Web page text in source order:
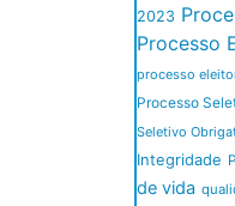
2023
Processo
processo
Processo
Seletivo
Integridade
de vida